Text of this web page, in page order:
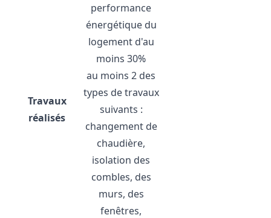
Travaux
réalisés
performance
énergétique du
logement d'au
moins 30%
au moins 2 des
types de travaux
suivants :
changement de
chaudière,
isolation des
combles, des
murs, des
fenêtres,